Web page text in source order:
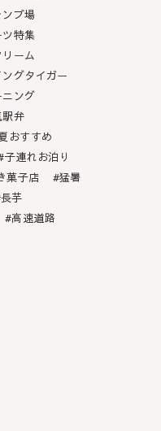
ンプ場
特集
ーム
グタイガー
ニング
駅弁
おすすめ
子連れお泊り
菓子店
猛暑
長芋
高速道路